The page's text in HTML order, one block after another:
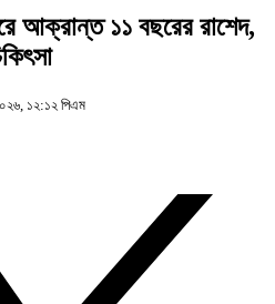
আক্রান্ত ১১ বছরের রাশেদ,
১২:১২ পিএম